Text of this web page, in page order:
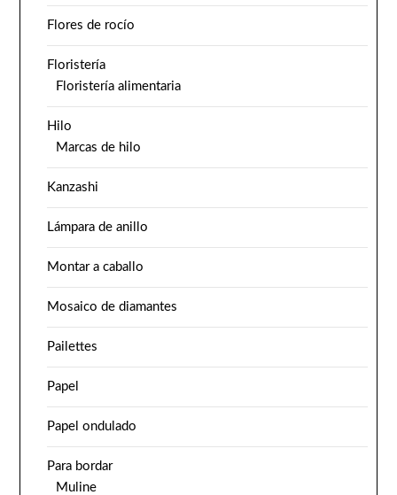
Flores de rocío
Floristería
Floristería alimentaria
Hilo
Marcas de hilo
Kanzashi
Lámpara de anillo
Montar a caballo
Mosaico de diamantes
Pailettes
Papel
Papel ondulado
Para bordar
Muline